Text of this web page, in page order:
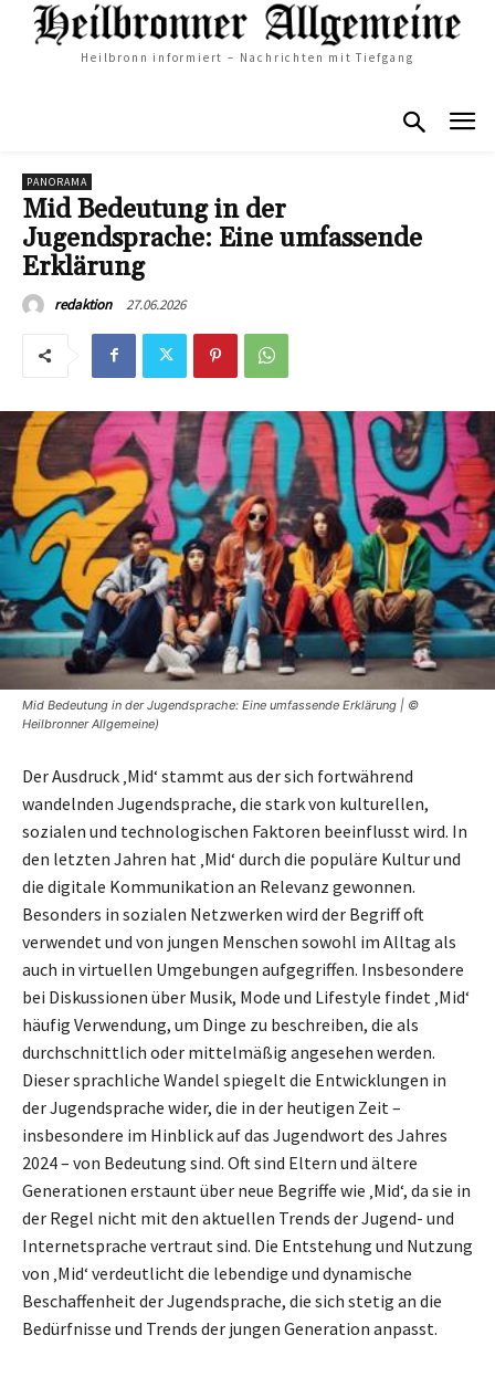
Heilbronn informiert – Nachrichten mit Tiefgang
PANORAMA
Mid Bedeutung in der
Jugendsprache: Eine umfassende
Erklärung
redaktion 27.06.2026
Mid Bedeutung in der Jugendsprache: Eine umfassende Erklärung | ©
Heilbronner Allgemeine)
Der Ausdruck ‚Mid‘ stammt aus der sich fortwährend
wandelnden Jugendsprache, die stark von kulturellen,
sozialen und technologischen Faktoren beeinflusst wird. In
den letzten Jahren hat ‚Mid‘ durch die populäre Kultur und
die digitale Kommunikation an Relevanz gewonnen.
Besonders in sozialen Netzwerken wird der Begriff oft
verwendet und von jungen Menschen sowohl im Alltag als
auch in virtuellen Umgebungen aufgegriffen. Insbesondere
bei Diskussionen über Musik, Mode und Lifestyle findet ‚Mid‘
häufig Verwendung, um Dinge zu beschreiben, die als
durchschnittlich oder mittelmäßig angesehen werden.
Dieser sprachliche Wandel spiegelt die Entwicklungen in
der Jugendsprache wider, die in der heutigen Zeit –
insbesondere im Hinblick auf das Jugendwort des Jahres
2024 – von Bedeutung sind. Oft sind Eltern und ältere
Generationen erstaunt über neue Begriffe wie ‚Mid‘, da sie in
der Regel nicht mit den aktuellen Trends der Jugend- und
Internetsprache vertraut sind. Die Entstehung und Nutzung
von ‚Mid‘ verdeutlicht die lebendige und dynamische
Beschaffenheit der Jugendsprache, die sich stetig an die
Bedürfnisse und Trends der jungen Generation anpasst.